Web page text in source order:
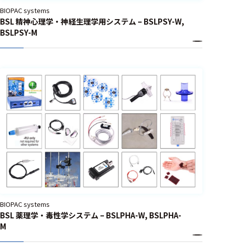
BIOPAC systems
BSL 精神心理学・神経生理学用システム – BSLPSY-W,
BSLPSY-M
BIOPAC systems
BSL 薬理学・毒性学システム – BSLPHA-W, BSLPHA-
M